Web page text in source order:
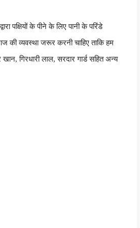
पक्षियों के पीने के लिए पानी के परिंडे
की व्यवस्था जरूर करनी चाहिए ताकि हम
खान,गिरधारी लाल,सरदार गार्ड सहित अन्य